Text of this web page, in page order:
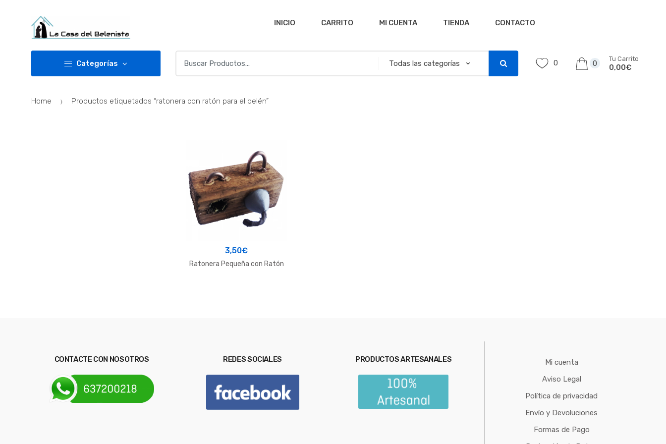
navigation
INICIO CARRITO MI CUENTA TIENDA CONTACTO
Categorías
por:
0 0
Tu Carrito
0,00€
Home Productos etiquetados “ratonera con ratón para el belén”
3,50€
Ratonera Pequeña con Ratón
CONTACTE CON NOSOTROS REDES SOCIALES PRODUCTOS ARTESANALES
Mi cuenta
Aviso Legal
Política de privacidad
Envío y Devoluciones
Formas de Pago